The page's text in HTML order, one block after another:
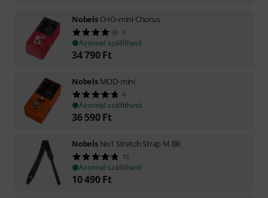
Nobels CHO-mini Chorus
3
Azonnal szállítható
34 790 Ft
Nobels MOD-mini
4
Azonnal szállítható
36 590 Ft
Nobels No1 Stretch Strap M BK
15
Azonnal szállítható
10 490 Ft